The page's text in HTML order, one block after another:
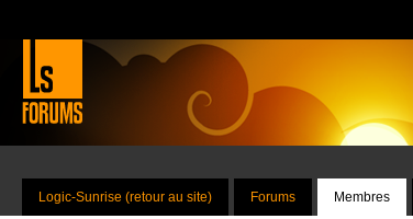
Logic-Sunrise (retour au site) Forums Membres